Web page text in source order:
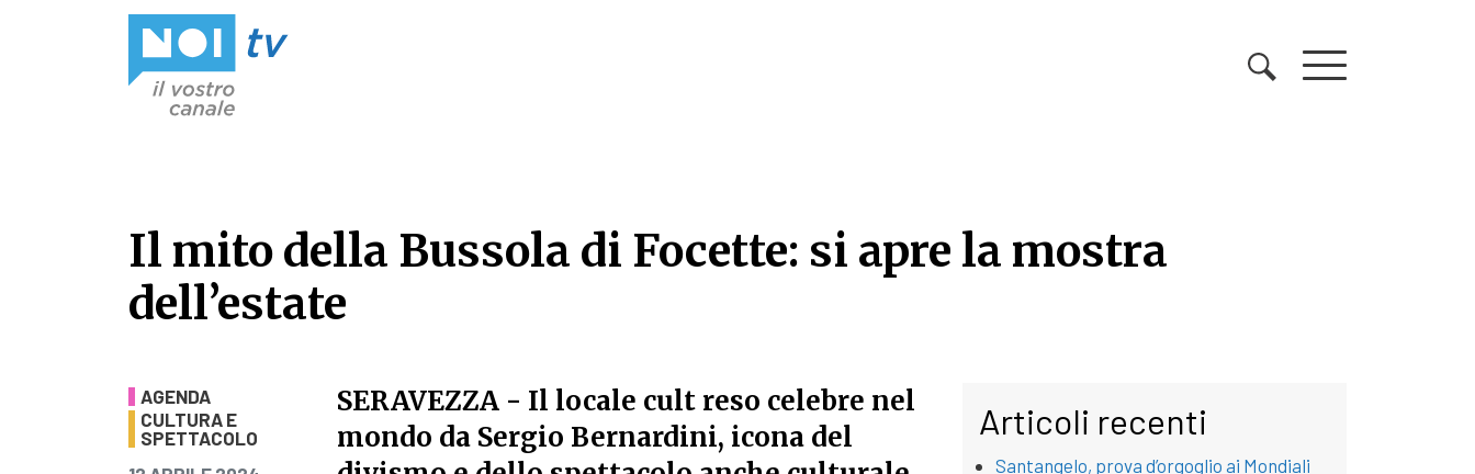
Il mito della Bussola di Focette: si apre la mostra
dell’estate
Il mito della Bussola di Focette: si apre la mostra dell’estate
AGENDA
CULTURA E
SPETTACOLO
SERAVEZZA - Il locale cult reso celebre nel
mondo da Sergio Bernardini, icona del
Articoli recenti
Santangelo, prova d’orgoglio ai Mondiali